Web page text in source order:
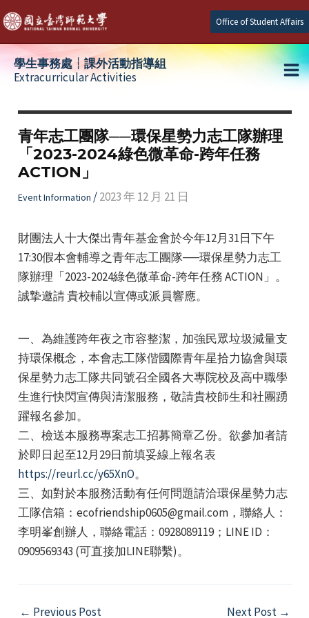
Skip
to
content
Office of Student Affairs
學生事務處┆課外活動指導組
Extracurricular Activities
青年志工團隊──環保星勢力志工隊辦理
「2023-2024綠色微革命-跨年任務
ACTION」
Event Information /2023 年 12 月 21 日
財團法人十大傑出青年基金會於今年12月31日下午
17:30假本會輔導之青年志工團隊──環保星勢力志工
隊辦理「2023-2024綠色微革命-跨年任務 ACTION」。
誠摯邀請 貴校輔以宣傳或派員響應。
一、為維護跨年夜之市容整潔，加強民眾垃圾減量支
持環保概念，本會志工隊偕國際青年星拾力協會與環
保星勢力志工隊共同號召全國各大專院校及高中職學
生進行快閃宣傳與清潔服務，敬請貴校師生和社團踴
躍報名參加。
二、檢送本服務專案志工招募簡章乙份。欲參加者請
於即日起至12月29日前填妥線上報名表
https://reurl.cc/y65XnO。
三、如對於本服務活動有任何問題請洽環保星勢力志
工隊信箱：ecofriendship0605@gmail.com，聯絡人：
李明峯創辦人，聯絡電話：0928089119；LINE ID：
0909569343 (可直接加LINE聯繫)。
Post
← Previous Post Next Post →